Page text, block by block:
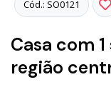
Cód.: SO0121
Casa com
região